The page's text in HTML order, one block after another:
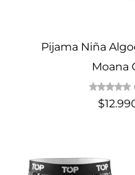
Pijama Niña
Moana